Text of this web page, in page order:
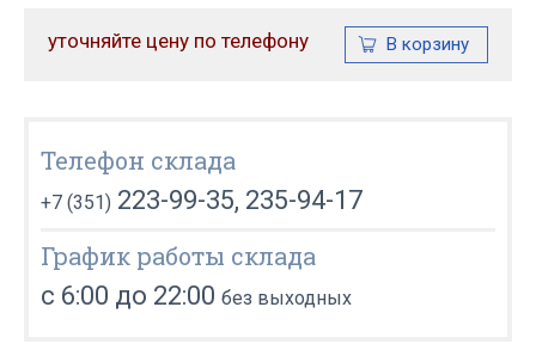
уточняйте цену по телефону
Телефон склада
+7 (351) 223-99-35, 235-94-17
График работы склада
с 6:00 до 22:00 без выходных